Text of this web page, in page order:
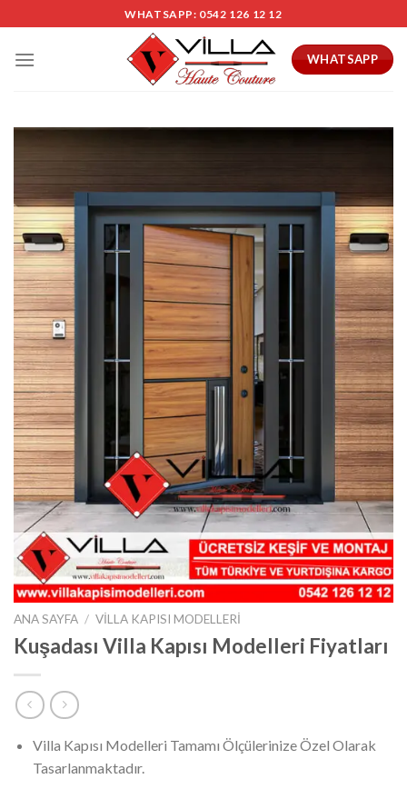
to
content
WHATSAPP: 0542 126 12 12
WHATSAPP
ANA SAYFA / VILLA KAPISI MODELLERI
Kuşadası Villa Kapısı Modelleri Fiyatları
Villa Kapısı Modelleri Tamamı Ölçülerinize Özel Olarak
Tasarlanmaktadır.